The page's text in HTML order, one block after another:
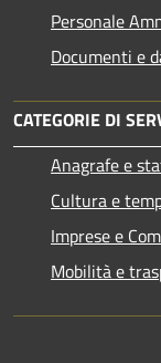
Personale
Documenti e
CATEGORIE DI
Anagrafe e
Cultura e
Imprese e
Mobilità e